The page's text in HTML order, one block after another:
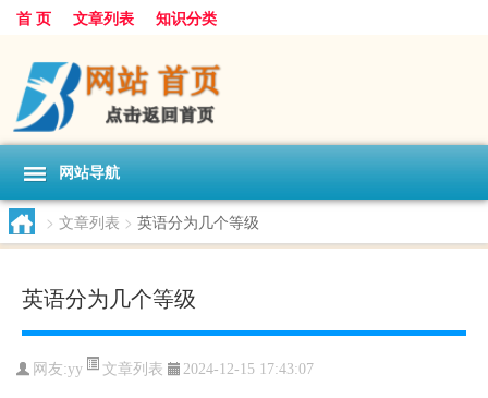
首 页 文章列表 知识分类
网站导航
> 文章列表 > 英语分为几个等级
英语分为几个等级
网友:yy 文章列表 2024-12-15 17:43:07